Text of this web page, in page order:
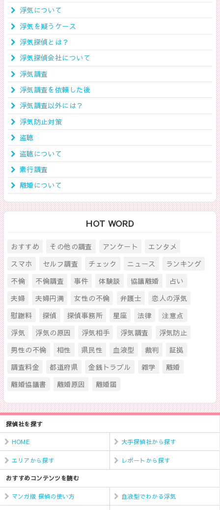
浮気について
浮気を疑うケース
浮気探偵とは？
浮気探偵会社について
浮気調査
浮気調査を依頼した後
浮気調査以外には？
浮気防止対策
盗聴
盗聴について
素行調査
離婚について
HOT WORD
おすすめ その他の調査 アンケート
エンタメ
スマホ
セルフ調査 チェック ニュース
ランキング
不倫
不倫調査 事件 体験談 協議離婚
占い
夫婦
夫婦円満 女性の不倫 弁護士
恋人の浮気
慰謝料
探偵 探偵事務所 星座 法律
注意点
浮気
浮気の原因 浮気相手 浮気調査
浮気防止
男性の不倫
相性 県民性 血液型 裁判
証拠
調査料金
都道府県 金銭トラブル 雑学
離婚
離婚協議書
離婚原因 離婚届
探偵社を探す
HOME 大手探偵社から探す
エリアから探す レポートから探す
おすすめコンテンツを読む
マンガ版 探偵の使い方 血液型でわかる浮気